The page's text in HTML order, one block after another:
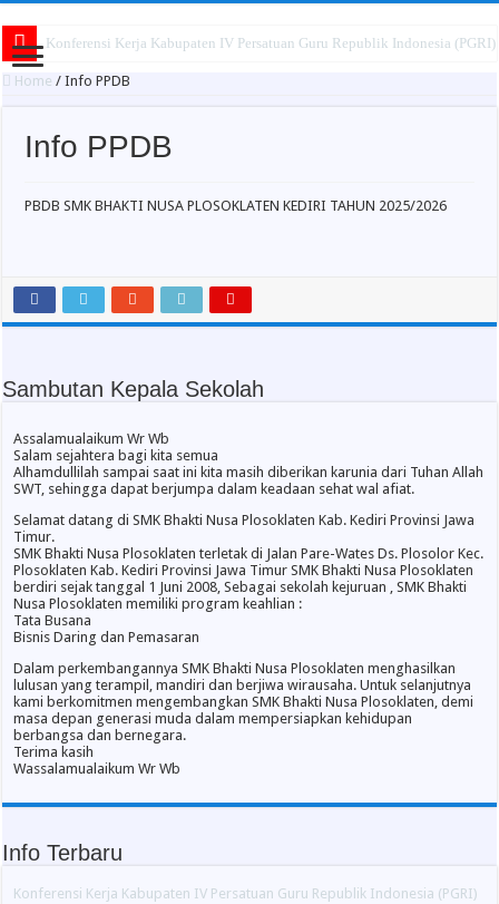
Konferensi Kerja Kabupaten IV Persatuan Guru Republik Indonesia
Home / Info PPDB
Info PPDB
PBDB SMK BHAKTI NUSA PLOSOKLATEN KEDIRI TAHUN 2025/2026
Sambutan Kepala Sekolah
Assalamualaikum Wr Wb
Salam sejahtera bagi kita semua
Alhamdullilah sampai saat ini kita masih diberikan karunia dari Tuhan Allah
SWT, sehingga dapat berjumpa dalam keadaan sehat wal afiat.
Selamat datang di SMK Bhakti Nusa Plosoklaten Kab. Kediri Provinsi Jawa
Timur.
SMK Bhakti Nusa Plosoklaten terletak di Jalan Pare-Wates Ds. Plosolor Kec.
Plosoklaten Kab. Kediri Provinsi Jawa Timur SMK Bhakti Nusa Plosoklaten
berdiri sejak tanggal 1 Juni 2008, Sebagai sekolah kejuruan , SMK Bhakti
Nusa Plosoklaten memiliki program keahlian :
Tata Busana
Bisnis Daring dan Pemasaran
Dalam perkembangannya SMK Bhakti Nusa Plosoklaten menghasilkan
lulusan yang terampil, mandiri dan berjiwa wirausaha. Untuk selanjutnya
kami berkomitmen mengembangkan SMK Bhakti Nusa Plosoklaten, demi
masa depan generasi muda dalam mempersiapkan kehidupan
berbangsa dan bernegara.
Terima kasih
Wassalamualaikum Wr Wb
Info Terbaru
Konferensi Kerja Kabupaten IV Persatuan Guru Republik Indonesia (PGRI)